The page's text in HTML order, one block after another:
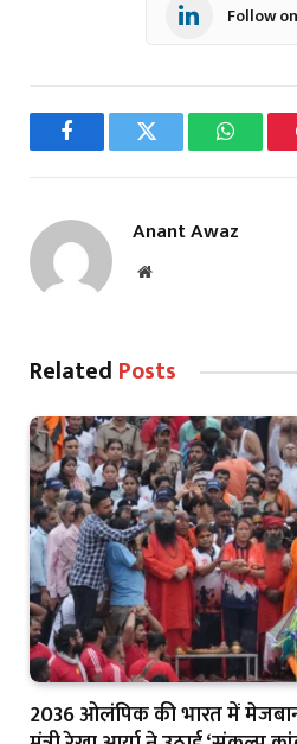
Follow
FacebookTwitter
Anant Awaz
Website
Related Posts
2036 ओलंपिक की भारत में